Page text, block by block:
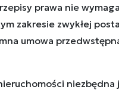
prawa nie
zakresie zwykłej
umowa